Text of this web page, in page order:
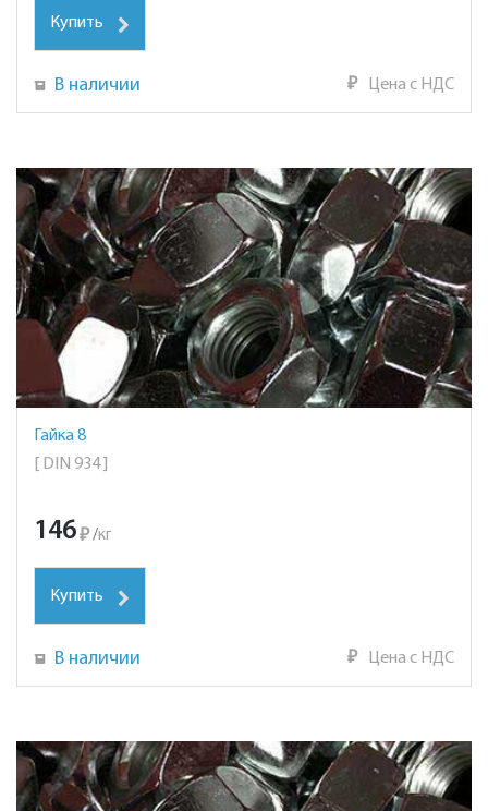
Купить
В наличии ₽ Цена с НДС
Гайка 8
[ DIN 934 ]
146₽ /кг
Купить
В наличии ₽ Цена с НДС